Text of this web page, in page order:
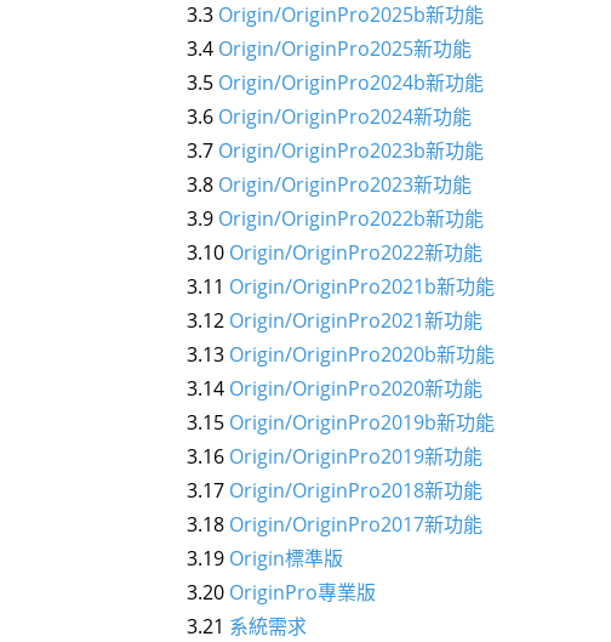
3.3 Origin/OriginPro2025b新功能
3.4 Origin/OriginPro2025新功能
3.5 Origin/OriginPro2024b新功能
3.6 Origin/OriginPro2024新功能
3.7 Origin/OriginPro2023b新功能
3.8 Origin/OriginPro2023新功能
3.9 Origin/OriginPro2022b新功能
3.10 Origin/OriginPro2022新功能
3.11 Origin/OriginPro2021b新功能
3.12 Origin/OriginPro2021新功能
3.13 Origin/OriginPro2020b新功能
3.14 Origin/OriginPro2020新功能
3.15 Origin/OriginPro2019b新功能
3.16 Origin/OriginPro2019新功能
3.17 Origin/OriginPro2018新功能
3.18 Origin/OriginPro2017新功能
3.19 Origin標準版
3.20 OriginPro專業版
3.21 系統需求